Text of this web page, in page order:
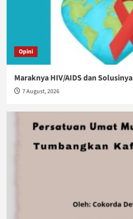
Opini
Maraknya HIV/AIDS dan Solusinya
7 August, 2026